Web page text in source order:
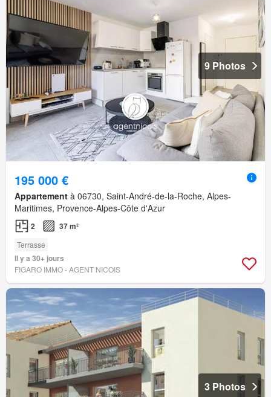
9 Photos
195 000 €
Appartement à 06730, Saint-André-de-la-Roche, Alpes-
Maritimes, Provence-Alpes-Côte d'Azur
2 37 m²
Terrasse
Il y a 30+ jours
FIGARO IMMO - AGENT NICOIS
3 Photos